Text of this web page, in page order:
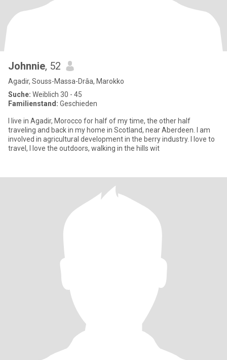
Johnnie, 52
Agadir, Souss-Massa-Drâa, Marokko
Suche: Weiblich 30 - 45
Familienstand: Geschieden
I live in Agadir, Morocco for half of my time, the other half
traveling and back in my home in Scotland, near Aberdeen. I am
involved in agricultural development in the berry industry. I love to
travel, I love the outdoors, walking in the hills wit